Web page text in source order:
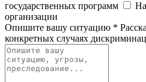
государственных программ
организации
Опишите вашу ситуацию *
конкретных случаях